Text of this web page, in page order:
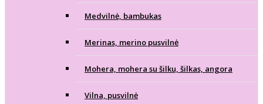
Medvilnė, bambukas
Merinas, merino pusvilnė
Mohera, mohera su šilku, šilkas, angora
Vilna, pusvilnė